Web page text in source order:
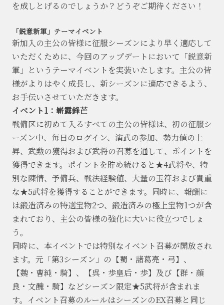
を成しとげるのでしょうか？どうぞご期待ください！
「鋭意新軍」テーマイベント
新加入の主公の皆様に征服シーズンにより早く適応して
いただくために、今回のアップデートにおいて「鋭意新
軍」というテーマイベントを実装いたします。主公の皆
様がよりはやく成長し、新シーズンに適応できるよう、
お手伝いさせていただきます。
イベント1：嶄露鋒芒
戦備区に初めて入るすべての主公の皆様は、初の征服シ
ーズン中、毎日のログイン、演武の参加、勢力値の上
昇、武勲の獲得および武将の召募を通して、ポイントを
獲得できます。ポイントを貯め続けると★4武将や、特
別な陳情、予備兵、戦法経験値、大量の玉符および貴重
な★5武将を獲得することができます。同時に、報酬に
は鍛造済みの特選宝物2つ、鍛造済みの極上宝物1つが含
まれており、主公の皆様の強化に大いに役立つでしょ
う。
同時に、本イベントでは特別なイベント召募が開放され
ます。元「第3シーズン」の【蜀・諸葛亮・弓】、
【魏・曹純・騎】、【呉・歩皇后・歩】及び【群・顔
良・文醜・騎】などシーズン限定★5武将が含まれま
す。イベント召募のルールはシーズンのEX召募と同じ